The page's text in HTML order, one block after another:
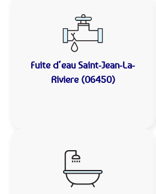
Fuite d’eau Saint-Jean-La-
Riviere (06450)